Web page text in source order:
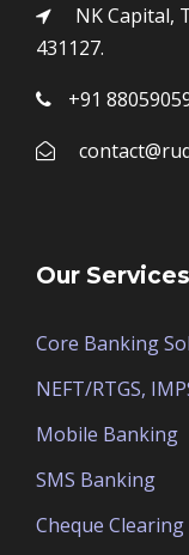
NK Capital,
431127.
+91
Our Services
Core Banking
NEFT/RTGS,
Mobile Banking
SMS Banking
Cheque Clearing